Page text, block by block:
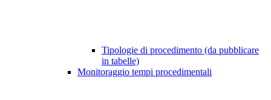
Tipologie di procedimento (da pubblicare
in tabelle)
Monitoraggio tempi procedimentali